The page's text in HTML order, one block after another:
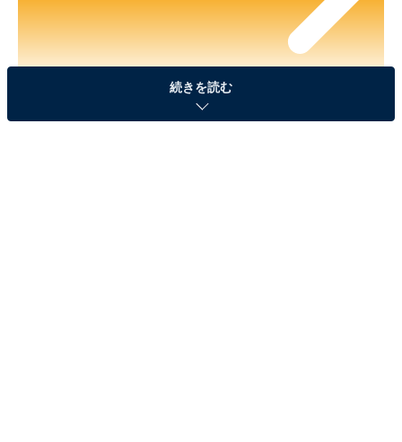
※本記事で紹介している商品の購入やサービスの利用により、売上の一部が
続きを読む